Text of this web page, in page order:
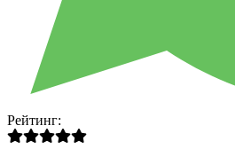
Рейтинг: